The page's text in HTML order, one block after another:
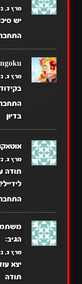
מרץ 3, 2022 בשעה 7:51 pm
יש
מרץ 3, 2022 בשעה 10:28 pm
בקידוד
בדיון
מרץ 3, 2022 בשעה 8:30 pm
תודה
הגיב:
מרץ 3, 2022 בשעה 8:49 pm
יצא
תודה